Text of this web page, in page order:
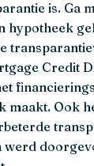
is. Ga
hypotheek
Credit
maakt. Ook